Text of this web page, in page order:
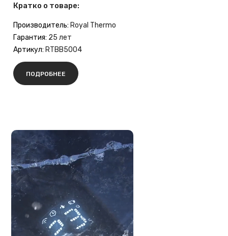
Кратко о товаре:
Производитель: Royal Thermo
Гарантия: 25 лет
Артикул: RTBB5004
ПОДРОБНЕЕ